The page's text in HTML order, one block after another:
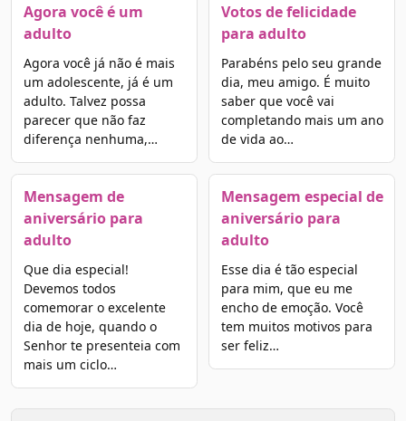
Agora você é um
adulto
Agora você já não é mais
um adolescente, já é um
adulto. Talvez possa
parecer que não faz
diferença nenhuma,…
Mensagem de
aniversário para
adulto
Que dia especial!
Devemos todos
comemorar o excelente
dia de hoje, quando o
Senhor te presenteia com
mais um ciclo…
Votos de felicidade
para adulto
Parabéns pelo seu grande
dia, meu amigo. É muito
saber que você vai
completando mais um ano
de vida ao…
Mensagem especial de
aniversário para
adulto
Esse dia é tão especial
para mim, que eu me
encho de emoção. Você
tem muitos motivos para
ser feliz…